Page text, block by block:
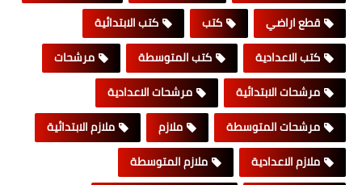
قطع اراضي
كتب
كتب الابتدائية
كتب الاعدادية
كتب المتوسطة
مرشحات
مرشحات الابتدائية
مرشحات الاعدادية
مرشحات المتوسطة
ملازم
ملازم الابتدائية
ملازم الاعدادية
ملازم المتوسطة